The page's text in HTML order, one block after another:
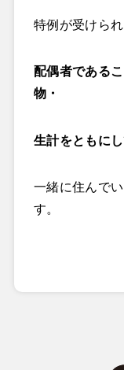
特例が受けら
配偶者である
物・
生計をともに
一緒に住んで
す。